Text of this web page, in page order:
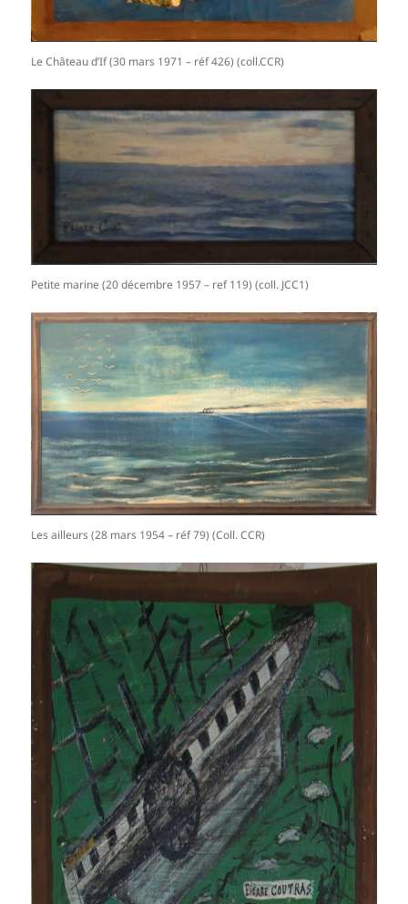
Le Château d’If (30 mars 1971 – réf 426) (coll.CCR)
Petite marine (20 décembre 1957 – ref 119) (coll. JCC1)
Les ailleurs (28 mars 1954 – réf 79) (Coll. CCR)